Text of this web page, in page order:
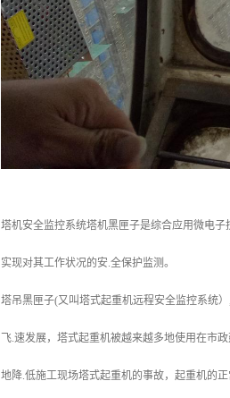
塔机安全监控系统塔机黑匣子是综合应用微电
实现对其工作状况的安.全保护监测。
塔吊黑匣子(又叫塔式起重机远程安全监控系统
飞.速发展，塔式起重机被越来越多地使用在市
地降.低施工现场塔式起重机的事故，起重机的